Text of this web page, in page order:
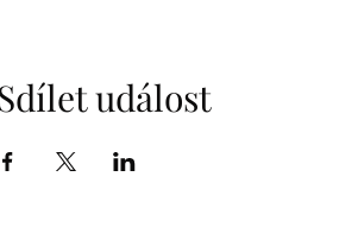
Sdílet událost